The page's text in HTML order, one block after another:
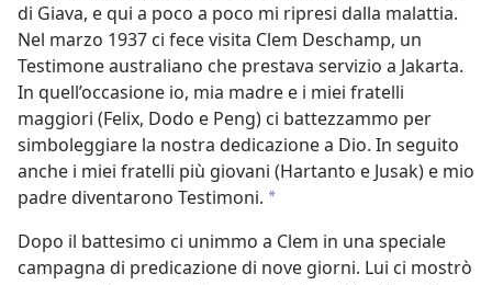
di Giava, e qui a poco a poco mi ripresi dalla malattia.
Nel marzo 1937 ci fece visita Clem Deschamp, un
Testimone australiano che prestava servizio a Jakarta.
In quell’occasione io, mia madre e i miei fratelli
maggiori (Felix, Dodo e Peng) ci battezzammo per
simboleggiare la nostra dedicazione a Dio. In seguito
anche i miei fratelli più giovani (Hartanto e Jusak) e mio
padre diventarono Testimoni. *
Dopo il battesimo ci unimmo a Clem in una speciale
campagna di predicazione di nove giorni. Lui ci mostrò